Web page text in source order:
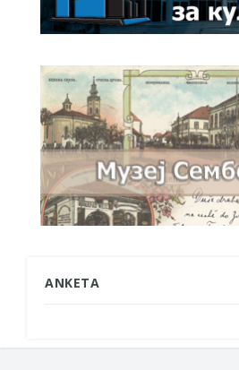
ANKETA